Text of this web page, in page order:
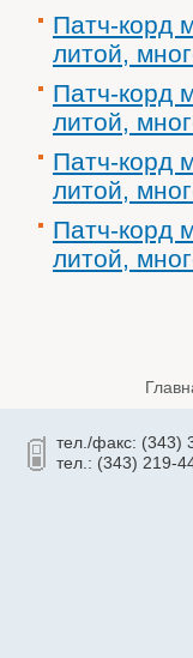
Патч-корд
литой,
Патч-корд
литой,
Патч-корд
литой,
Патч-корд
литой,
тел./факс: (343)
тел.: (343) 219-